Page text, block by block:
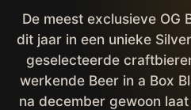
De meest exclusieve OG
dit jaar in een unieke
geselecteerde
werkende Beer in a Box
na december gewoon